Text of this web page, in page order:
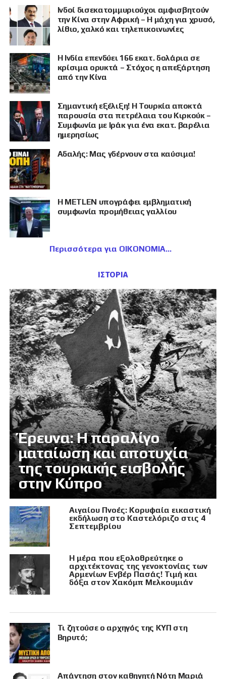
Ινδοί δισεκατομμυριούχοι αμφισβητούν
την Κίνα στην Αφρική – Η μάχη για χρυσό,
λίθιο, χαλκό και τηλεπικοινωνίες
Η Ινδία επενδύει 166 εκατ. δολάρια σε
κρίσιμα ορυκτά – Στόχος η απεξάρτηση
από την Κίνα
Σημαντική εξέλιξη! Η Τουρκία αποκτά
παρουσία στα πετρέλαια του Κιρκούκ –
Συμφωνία με Ιράκ για ένα εκατ. βαρέλια
ημερησίως
Αδαλής: Μας γδέρνουν στα καύσιμα!
Η METLEN υπογράφει εμβληματική
συμφωνία προμήθειας γαλλίου
Περισσότερα για ΟΙΚΟΝΟΜΙΑ
ΙΣΤΟΡΙΑ
Έρευνα: Η παραλίγο
ματαίωση και αποτυχία
της τουρκικής εισβολής
στην Κύπρο
Αιγαίου Πνοές: Κορυφαία εικαστική
εκδήλωση στο Καστελόριζο στις 4
Σεπτεμβρίου
Η μέρα που εξολοθρεύτηκε ο
αρχιτέκτονας της γενοκτονίας των
Αρμενίων Ενβέρ Πασάς! Τιμή και
δόξα στον Χακόμπ Μελκουμιάν
Τι ζητούσε ο αρχηγός της ΚΥΠ στη
Βηρυτό;
Απάντηση στον καθηγητή Νότη Μαριά